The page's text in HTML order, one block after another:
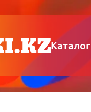
Каталог